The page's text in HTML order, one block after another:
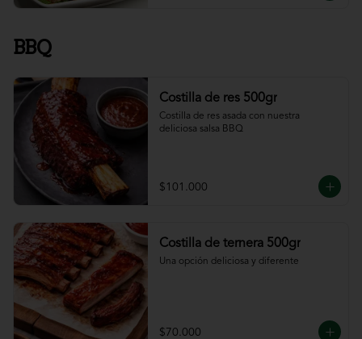
BBQ
Costilla de res 500gr
Costilla de res asada con nuestra
deliciosa salsa BBQ
$101.000
Costilla de ternera 500gr
Una opción deliciosa y diferente
$70.000